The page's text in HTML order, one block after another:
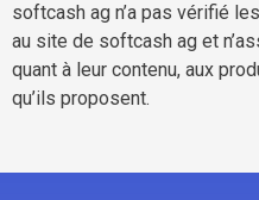
softcash ag n’a pas vérifié
au site de softcash ag et
quant à leur contenu, aux
qu’ils proposent.